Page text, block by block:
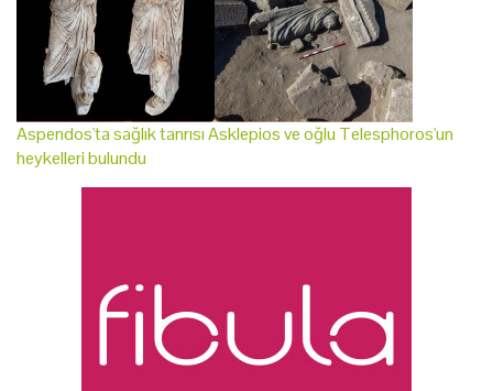
Aspendos'ta sağlık tanrısı Asklepios ve oğlu Telesphoros'un
heykelleri bulundu